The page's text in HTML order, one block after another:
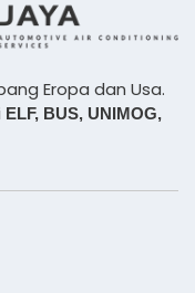
Eropa dan Usa.
ELF, BUS, UNIMOG,